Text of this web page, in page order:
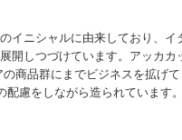
ニシャルに由来しており、
しつづけています。アッカ
商品群にまでビジネスを拡げ
慮をしながら造られています。